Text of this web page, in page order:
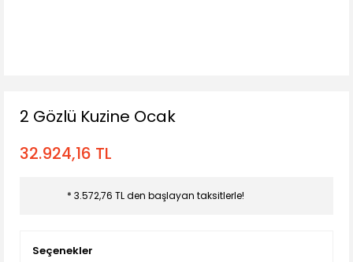
2 Gözlü Kuzine Ocak
32.924,16 TL
* 3.572,76 TL den başlayan taksitlerle!
Seçenekler